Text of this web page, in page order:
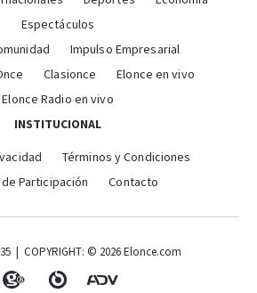
Espectáculos
Impulso Empresarial
Clasionce
Elonce en vivo
Elonce Radio en vivo
INSTITUCIONAL
Términos y Condiciones
Participación
Contacto
| COPYRIGHT: © 2026 Elonce.com